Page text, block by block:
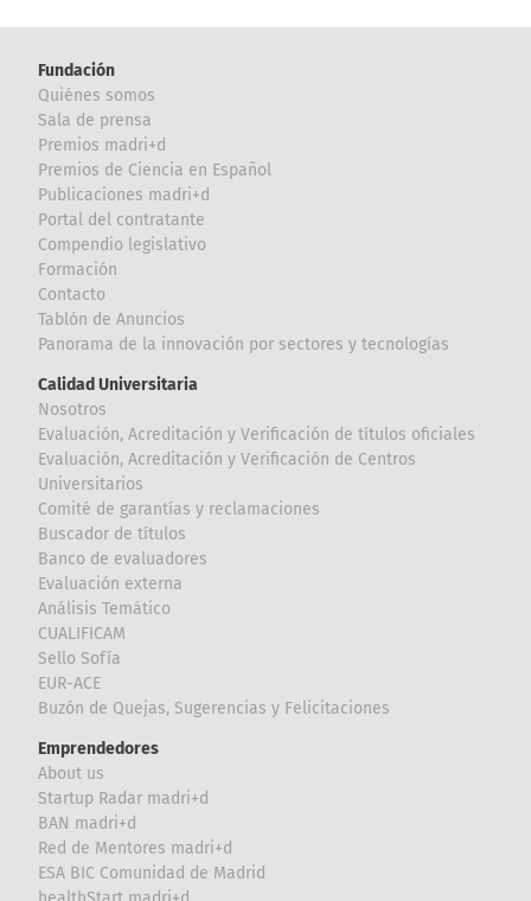
Fundación
Quiénes somos
Sala de prensa
Premios madri+d
Premios de Ciencia en Español
Publicaciones madri+d
Portal del contratante
Compendio legislativo
Formación
Contacto
Tablón de Anuncios
Panorama de la innovación por sectores y tecnologías
Calidad Universitaria
Nosotros
Evaluación, Acreditación y Verificación de títulos oficiales
Evaluación, Acreditación y Verificación de Centros
Universitarios
Comité de garantías y reclamaciones
Buscador de títulos
Banco de evaluadores
Evaluación externa
Análisis Temático
CUALIFICAM
Sello Sofía
EUR-ACE
Buzón de Quejas, Sugerencias y Felicitaciones
Emprendedores
About us
Startup Radar madri+d
BAN madri+d
Red de Mentores madri+d
ESA BIC Comunidad de Madrid